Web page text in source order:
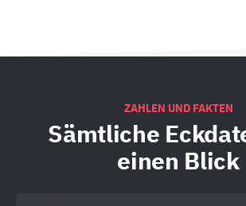
ZAHLEN UND FAKTEN
Sämtliche
einen Blick